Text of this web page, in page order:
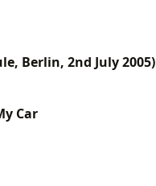
Berlin, 2nd July 2005)
Car